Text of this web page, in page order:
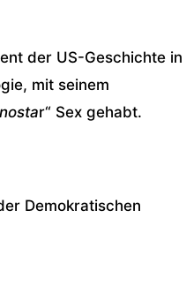
der US-Geschichte in
mit seinem
r“ Sex gehabt.
Demokratischen